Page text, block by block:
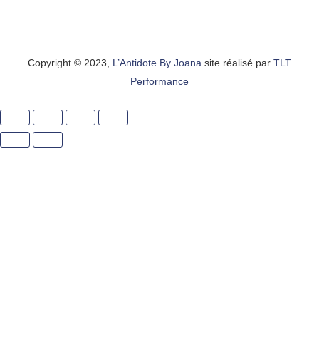
Copyright © 2023, L’Antidote By Joana site réalisé par TLT
Performance